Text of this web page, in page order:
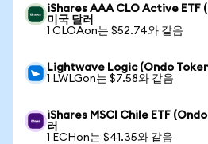
iShares AAA CLO Active ETF
미국 달러
1 CLOAon는 $52.74와 같음
Lightwave Logic (Ondo
1 LWLGon는 $7.58와 같음
iShares MSCI Chile ETF
러
1 ECHon는 $41.35와 같음